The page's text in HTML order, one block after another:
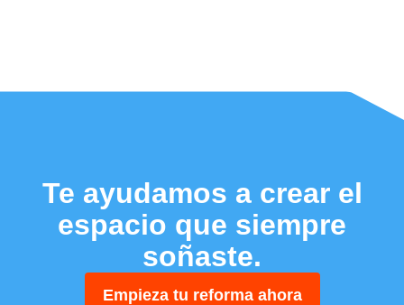
Te ayudamos a crear el
espacio que siempre
soñaste.
Empieza tu reforma ahora